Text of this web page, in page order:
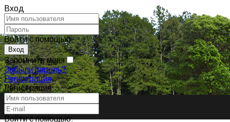
Вход
Войти с помощью:
Запомнить меня
Забыли пароль?
Регистрация
Регистрация
Войти с помощью: